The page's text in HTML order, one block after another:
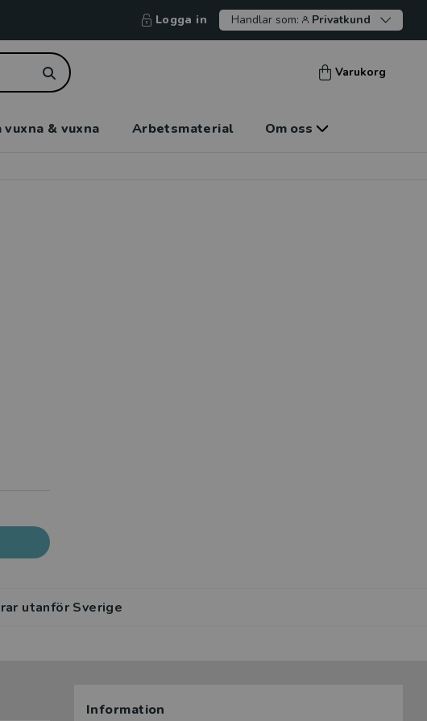
Logga in Handlar som: Privatkund
Varukorg
& vuxna Arbetsmaterial Om oss
utanför Sverige
Information